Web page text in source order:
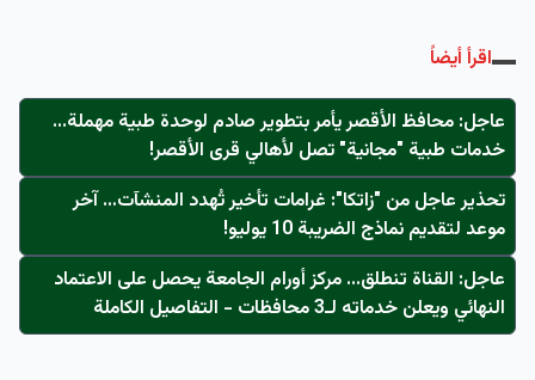
اقرأ أيضاً
عاجل: محافظ الأقصر يأمر بتطوير صادم لوحدة طبية مهملة...
خدمات طبية "مجانية" تصل لأهالي قرى الأقصر!
تحذير عاجل من "زاتكا": غرامات تأخير تُهدد المنشآت… آخر
موعد لتقديم نماذج الضريبة 10 يوليو!
عاجل: القناة تنطلق... مركز أورام الجامعة يحصل على الاعتماد
النهائي ويعلن خدماته لـ3 محافظات - التفاصيل الكاملة